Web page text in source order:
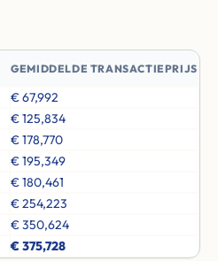
GEMIDDELDE TRANSACTIEPRIJS
€ 67,992
€ 125,834
€ 178,770
€ 195,349
€ 180,461
€ 254,223
€ 350,624
€ 375,728